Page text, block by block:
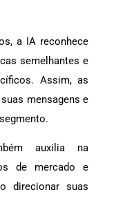
a IA reconhece
semelhantes e
Assim, as
mensagens e
auxilia na
de mercado e
direcionar suas